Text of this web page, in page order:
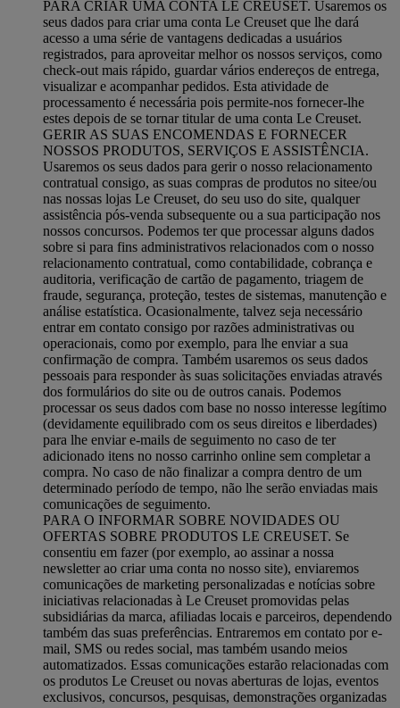
PARA CRIAR UMA CONTA LE CREUSET. Usaremos os
seus dados para criar uma conta Le Creuset que lhe dará
acesso a uma série de vantagens dedicadas a usuários
registrados, para aproveitar melhor os nossos serviços, como
check-out mais rápido, guardar vários endereços de entrega,
visualizar e acompanhar pedidos. Esta atividade de
processamento é necessária pois permite-nos fornecer-lhe
estes depois de se tornar titular de uma conta Le Creuset.
GERIR AS SUAS ENCOMENDAS E FORNECER
NOSSOS PRODUTOS, SERVIÇOS E ASSISTÊNCIA.
Usaremos os seus dados para gerir o nosso relacionamento
contratual consigo, as suas compras de produtos no sitee/ou
nas nossas lojas Le Creuset, do seu uso do site, qualquer
assistência pós-venda subsequente ou a sua participação nos
nossos concursos. Podemos ter que processar alguns dados
sobre si para fins administrativos relacionados com o nosso
relacionamento contratual, como contabilidade, cobrança e
auditoria, verificação de cartão de pagamento, triagem de
fraude, segurança, proteção, testes de sistemas, manutenção e
análise estatística. Ocasionalmente, talvez seja necessário
entrar em contato consigo por razões administrativas ou
operacionais, como por exemplo, para lhe enviar a sua
confirmação de compra. Também usaremos os seus dados
pessoais para responder às suas solicitações enviadas através
dos formulários do site ou de outros canais. Podemos
processar os seus dados com base no nosso interesse legítimo
(devidamente equilibrado com os seus direitos e liberdades)
para lhe enviar e-mails de seguimento no caso de ter
adicionado itens no nosso carrinho online sem completar a
compra. No caso de não finalizar a compra dentro de um
determinado período de tempo, não lhe serão enviadas mais
comunicações de seguimento.
PARA O INFORMAR SOBRE NOVIDADES OU
OFERTAS SOBRE PRODUTOS LE CREUSET. Se
consentiu em fazer (por exemplo, ao assinar a nossa
newsletter ao criar uma conta no nosso site), enviaremos
comunicações de marketing personalizadas e notícias sobre
iniciativas relacionadas à Le Creuset promovidas pelas
subsidiárias da marca, afiliadas locais e parceiros, dependendo
também das suas preferências. Entraremos em contato por e-
mail, SMS ou redes social, mas também usando meios
automatizados. Essas comunicações estarão relacionadas com
os produtos Le Creuset ou novas aberturas de lojas, eventos
exclusivos, concursos, pesquisas, demonstrações organizadas